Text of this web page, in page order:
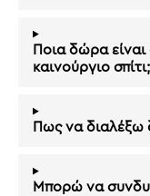
Ποια δώρα είναι
καινούργιο σπίτι;
Πως να διαλέξω
Μπορώ να